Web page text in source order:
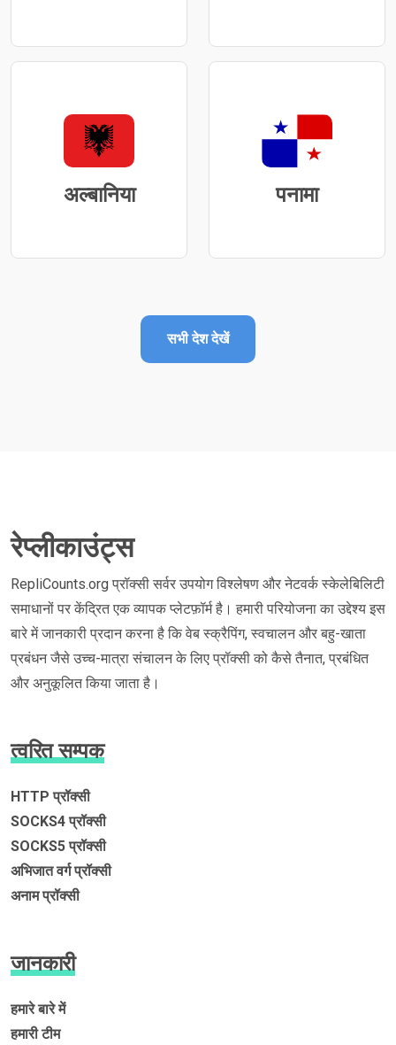
अल्बानिया पनामा
सभी देश देखें
रेप्लीकाउंट्स
RepliCounts.org प्रॉक्सी सर्वर उपयोग विश्लेषण और नेटवर्क स्केलेबिलिटी
समाधानों पर केंद्रित एक व्यापक प्लेटफ़ॉर्म है। हमारी परियोजना का उद्देश्य इस
बारे में जानकारी प्रदान करना है कि वेब स्क्रैपिंग, स्वचालन और बहु-खाता
प्रबंधन जैसे उच्च-मात्रा संचालन के लिए प्रॉक्सी को कैसे तैनात, प्रबंधित
और अनुकूलित किया जाता है।
त्वरित सम्पक
HTTP प्रॉक्सी
SOCKS4 प्रॉक्सी
SOCKS5 प्रॉक्सी
अभिजात वर्ग प्रॉक्सी
अनाम प्रॉक्सी
जानकारी
हमारे बारे में
हमारी टीम